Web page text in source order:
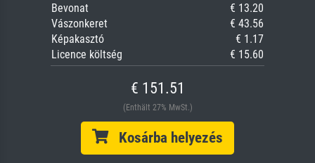
Bevonat
€ 13.20
Vászonkeret
€ 43.56
Képakasztó
€ 1.17
Licence költség
€ 15.60
€ 151.51
(Enthält 27% MwSt.)
Kosárba helyezés